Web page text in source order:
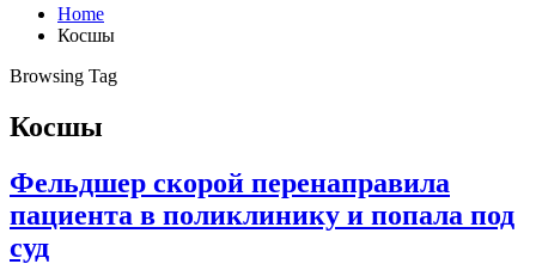
Home
Косшы
Browsing Tag
Косшы
Фельдшер скорой перенаправила
пациента в поликлинику и попала под
суд